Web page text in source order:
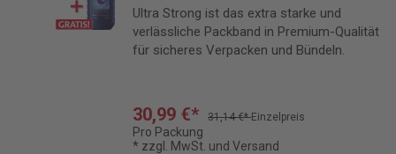
Relax 250 ml GRATIS
Ultra Strong ist das extra starke und
verlässliche Packband in Premium-Qualität
für sicheres Verpacken und Bündeln.
30,99 €* 31,14 €*Einzelpreis
Pro Packung
* zzgl. MwSt. und Versand